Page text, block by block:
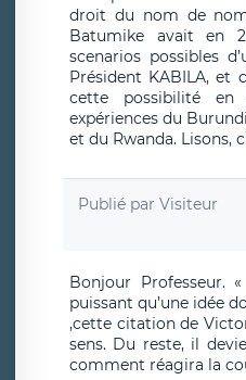
droit du nom de
Batumike avait en
scenarios possibles
Président KABILA, et
cette possibilité
expériences du
et du Rwanda. Lisons,
Publié par Visiteur
Bonjour Professeur.
puissant qu’une idée
,cette citation de
sens. Du reste, il
comment réagira la